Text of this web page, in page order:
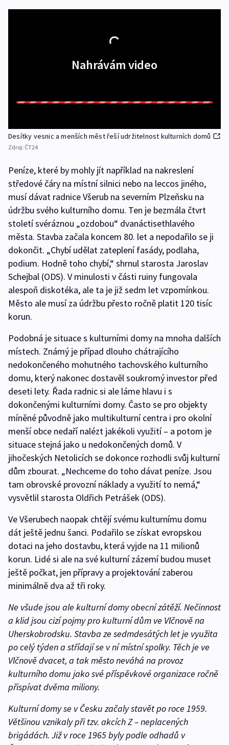
Nahrávám video
Desítky vesnic a menších měst řeší udržitelnost kulturních domů
Zdroj: ČT24
Peníze, které by mohly jít například na nakreslení
středové čáry na místní silnici nebo na leccos jiného,
musí dávat radnice Všerub na severním Plzeňsku na
údržbu svého kulturního domu. Ten je bezmála čtvrt
století svéráznou „ozdobou“ dvanáctisethlavého
města. Stavba začala koncem 80. let a nepodařilo se ji
dokončit. „Chybí udělat zateplení fasády, podlaha,
podium. Hodně toho chybí,“ shrnul starosta Jaroslav
Schejbal (ODS). V minulosti v části ruiny fungovala
alespoň diskotéka, ale ta je již sedm let vzpomínkou.
Město ale musí za údržbu přesto ročně platit 120 tisíc
korun.
Podobná je situace s kulturními domy na mnoha dalších
místech. Známý je případ dlouho chátrajícího
nedokončeného mohutného tachovského kulturního
domu, který nakonec dostavěl soukromý investor před
deseti lety. Řada radnic si ale láme hlavu i s
dokončenými kulturními domy. Často se pro objekty
míněné původně jako multikulturní centra i pro okolní
menší obce nedaří nalézt jakékoli využití – a potom je
situace stejná jako u nedokončených domů. V
jihočeských Netolicích se dokonce rozhodli svůj kulturní
dům zbourat. „Nechceme do toho dávat peníze. Jsou
tam obrovské provozní náklady a využití to nemá,“
vysvětlil starosta Oldřich Petrášek (ODS).
Ve Všerubech naopak chtějí svému kulturnímu domu
dát ještě jednu šanci. Podařilo se získat evropskou
dotaci na jeho dostavbu, která vyjde na 11 milionů
korun. Lidé si ale na své kulturní zázemí budou muset
ještě počkat, jen přípravy a projektování zaberou
minimálně dva až tři roky.
Ne všude jsou ale kulturní domy obecní zátěží. Nečinnost
a klid jsou cizí pojmy pro kulturní dům ve Vlčnově na
Uherskobrodsku. Stavba ze sedmdesátých let je využita
po celý týden a střídají se v ní místní spolky. Těch je ve
Vlčnově dvacet, a tak město neváhá na provoz
kulturního domu jako své příspěvkové organizace ročně
přispívat dvěma miliony.
Kulturní domy se v Česku začaly stavět po roce 1959.
Většinou vznikaly při tzv. akcích Z – neplacených
brigádách. Již v roce 1965 byly podle odhadů v